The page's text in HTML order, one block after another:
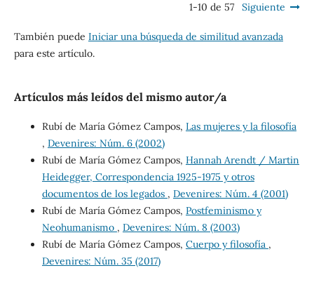
1-10 de 57 Siguiente
También puede Iniciar una búsqueda de similitud avanzada
para este artículo.
Artículos más leídos del mismo autor/a
Rubí de María Gómez Campos, Las mujeres y la filosofía
, Devenires: Núm. 6 (2002)
Rubí de María Gómez Campos, Hannah Arendt / Martin
Heidegger, Correspondencia 1925-1975 y otros
documentos de los legados , Devenires: Núm. 4 (2001)
Rubí de María Gómez Campos, Postfeminismo y
Neohumanismo , Devenires: Núm. 8 (2003)
Rubí de María Gómez Campos, Cuerpo y filosofía ,
Devenires: Núm. 35 (2017)